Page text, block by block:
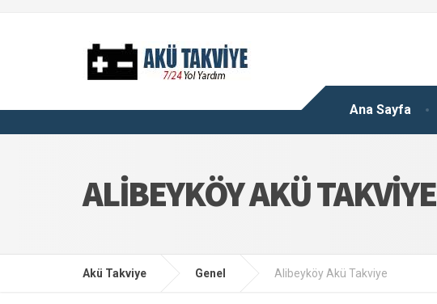
Ana Sayfa
ALIBEYKÖY AKÜ TAKVIYE
Akü Takviye Genel Alibeyköy Akü Takviye